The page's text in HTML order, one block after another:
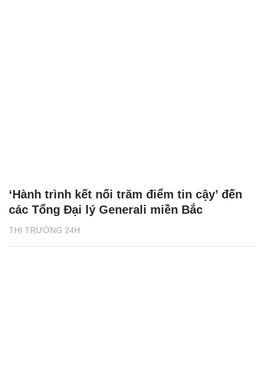
THỊ TRƯỜNG 24H
‘Hành trình kết nối trăm điểm tin cậy’ đến
các Tổng Đại lý Generali miền Bắc